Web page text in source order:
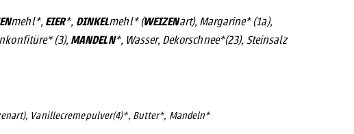
mehl*, EIER*, DINKELmehl* (WEIZENart), Margarine* (1a),
(3), MANDELN*, Wasser, Dekorschnee*(23), Steinsalz
Vanillecremepulver(4)*, Butter*, Mandeln*